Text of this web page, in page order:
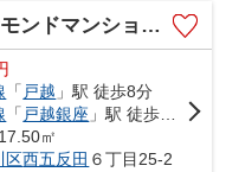
ドマンション 5階
「 戸越 」駅 徒歩8分
「 戸越銀座 」駅 徒歩8分
㎡
区西五反田 ６丁目25-2